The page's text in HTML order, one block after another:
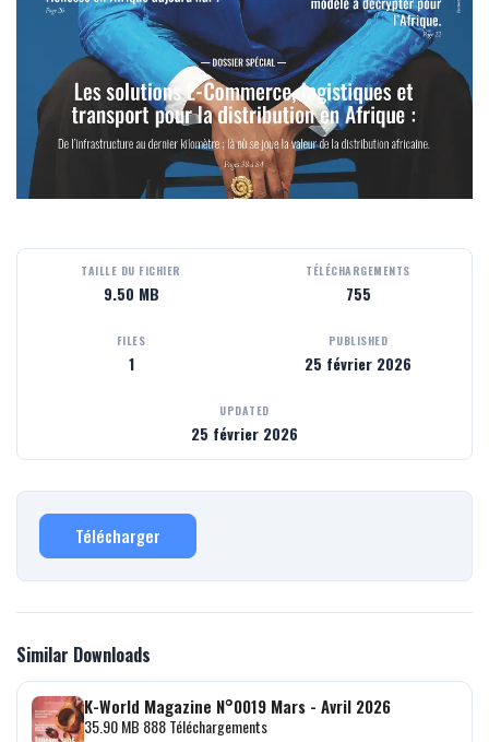
TAILLE DU FICHIER
9.50 MB
TÉLÉCHARGEMENTS
755
FILES
1
PUBLISHED
25 février 2026
UPDATED
25 février 2026
Télécharger
Similar Downloads
K-World Magazine N°0019 Mars - Avril 2026
35.90 MB 888 Téléchargements